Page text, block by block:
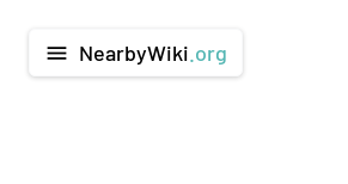
menu NearbyWiki .org